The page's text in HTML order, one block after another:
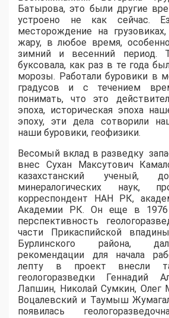
Батырова, это были другие
устроено не как сейчас.
месторождение на
жару, в любое время,
зимний и весенний период.
буксовала, как раз в те года
морозы. Работали буровики в
градусов и с течением
понимать, что это
эпоха, историческая эпоха
эпоху, эти дела сотворили
наши буровики, геофизики.
Весомый вклад в разведку
внес Сухан Максутович
казахстанский ученый,
минералогических наук,
корреспондент НАН РК,
Академии РК. Он еще в 1976
перспективность
части Прикаспийской
Бурлинского района,
рекомендации для начала
лепту в проект внесли
геологоразведки Геннадий
Лапшин, Николай Сумкин, Олег
Воцалевский и Таумыш
появилась